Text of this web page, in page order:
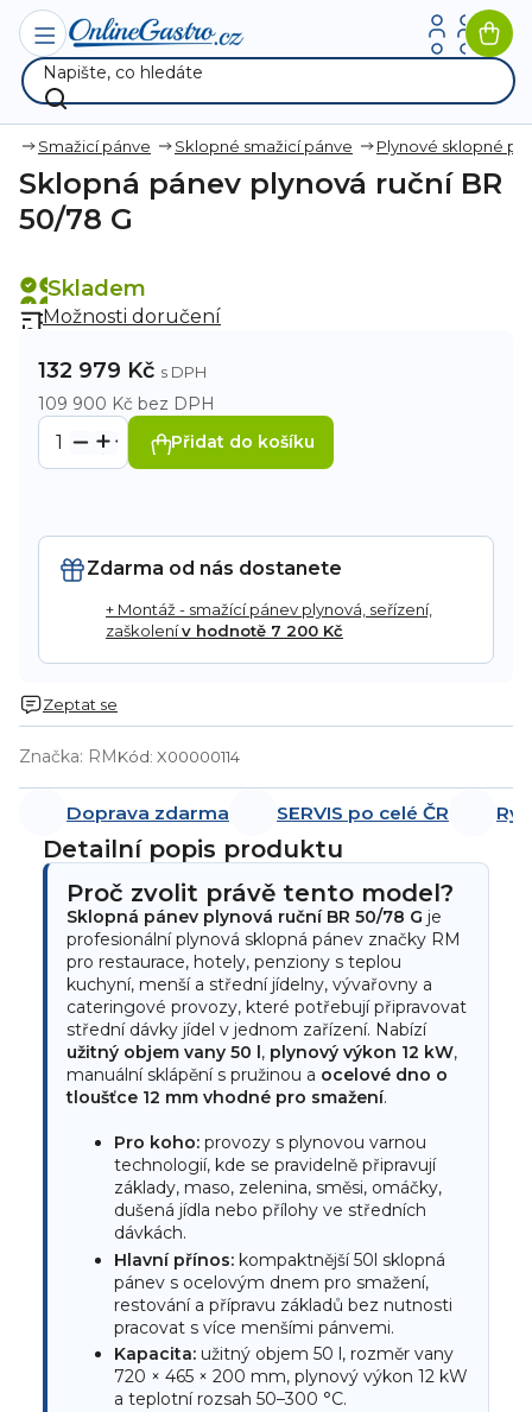
Přejít
obsah
Smažicí pánve Sklopné smažicí pánve Plynové sklopné
Sklopná pánev plynová ruční BR
50/78 G
Značka: RMKód: X00000114
Skladem
Možnosti doručení
132 979 Kč
109 900 Kč bez DPH
Přidat do košíku
Zdarma od nás dostanete
+ Montáž - smažící pánev plynová, seřízení,
zaškolenív hodnotě 7 200 Kč
Zeptat se
Doprava zdarma SERVIS po celé ČR
Detailní popis produktu
Proč zvolit právě tento model?
Sklopná pánev plynová ruční BR 50/78 G je
profesionální plynová sklopná pánev značky RM
pro restaurace, hotely, penziony s teplou
kuchyní, menší a střední jídelny, vývařovny a
cateringové provozy, které potřebují připravovat
střední dávky jídel v jednom zařízení. Nabízí
užitný objem vany 50 l, plynový výkon 12 kW,
manuální sklápění s pružinou a ocelové dno o
tloušťce 12 mm vhodné pro smažení.
Pro koho: provozy s plynovou varnou
technologií, kde se pravidelně připravují
základy, maso, zelenina, směsi, omáčky,
dušená jídla nebo přílohy ve středních
dávkách.
Hlavní přínos: kompaktnější 50l sklopná
pánev s ocelovým dnem pro smažení,
restování a přípravu základů bez nutnosti
pracovat s více menšími pánvemi.
Kapacita: užitný objem 50 l, rozměr vany
720 × 465 × 200 mm, plynový výkon 12 kW
a teplotní rozsah 50–300 °C.